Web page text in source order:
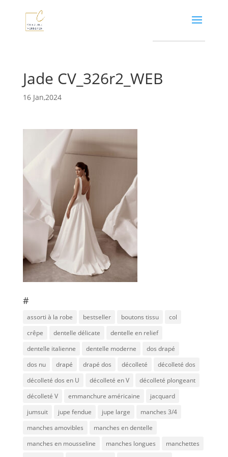
Jade CV_326r2_WEB
16 Jan,2024
#
assorti à la robe bestseller boutons tissu
col
crêpe
dentelle délicate
dentelle en relief
dentelle italienne
dentelle moderne
dos drapé
dos nu
drapé drapé dos décolleté
décolleté dos
décolleté dos en U
décolleté en V
décolleté plongeant
décolleté V
emmanchure américaine
jacquard
jumsuit
jupe fendue jupe large
manches 3/4
manches amovibles
manches en dentelle
manches en mousseline
manches longues
manchettes